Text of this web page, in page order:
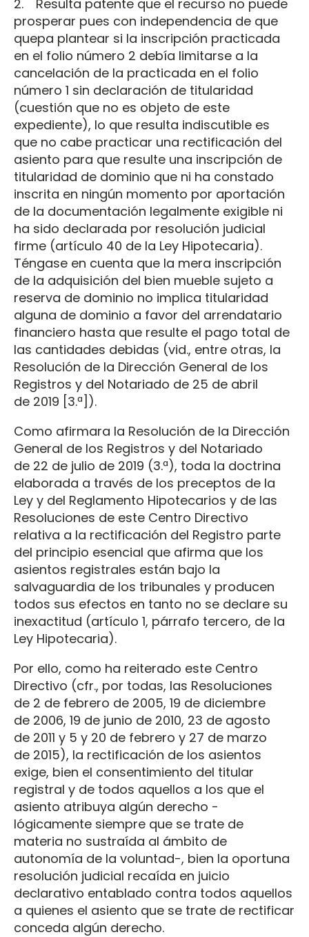
2. Resulta patente que el recurso no puede
prosperar pues con independencia de que
quepa plantear si la inscripción practicada
en el folio número 2 debía limitarse a la
cancelación de la practicada en el folio
número 1 sin declaración de titularidad
(cuestión que no es objeto de este
expediente), lo que resulta indiscutible es
que no cabe practicar una rectificación del
asiento para que resulte una inscripción de
titularidad de dominio que ni ha constado
inscrita en ningún momento por aportación
de la documentación legalmente exigible ni
ha sido declarada por resolución judicial
firme (artículo 40 de la Ley Hipotecaria).
Téngase en cuenta que la mera inscripción
de la adquisición del bien mueble sujeto a
reserva de dominio no implica titularidad
alguna de dominio a favor del arrendatario
financiero hasta que resulte el pago total de
las cantidades debidas (vid., entre otras, la
Resolución de la Dirección General de los
Registros y del Notariado de 25 de abril
de 2019 [3.ª]).
Como afirmara la Resolución de la Dirección
General de los Registros y del Notariado
de 22 de julio de 2019 (3.ª), toda la doctrina
elaborada a través de los preceptos de la
Ley y del Reglamento Hipotecarios y de las
Resoluciones de este Centro Directivo
relativa a la rectificación del Registro parte
del principio esencial que afirma que los
asientos registrales están bajo la
salvaguardia de los tribunales y producen
todos sus efectos en tanto no se declare su
inexactitud (artículo 1, párrafo tercero, de la
Ley Hipotecaria).
Por ello, como ha reiterado este Centro
Directivo (cfr., por todas, las Resoluciones
de 2 de febrero de 2005, 19 de diciembre
de 2006, 19 de junio de 2010, 23 de agosto
de 2011 y 5 y 20 de febrero y 27 de marzo
de 2015), la rectificación de los asientos
exige, bien el consentimiento del titular
registral y de todos aquellos a los que el
asiento atribuya algún derecho -
lógicamente siempre que se trate de
materia no sustraída al ámbito de
autonomía de la voluntad-, bien la oportuna
resolución judicial recaída en juicio
declarativo entablado contra todos aquellos
a quienes el asiento que se trate de rectificar
conceda algún derecho.